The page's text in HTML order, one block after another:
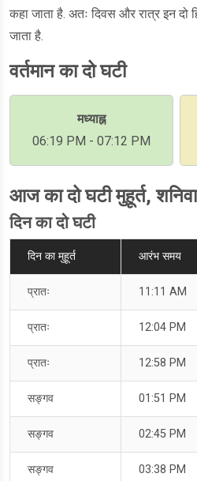
कहा जाता है. अतः दिवस और रात्र इन दो
जाता है.
वर्तमान का दो घटी
मध्याह्न
06:19 PM - 07:12 PM
आज का दो घटी मुहूर्त,
दिन का दो घटी
दिन का मुहूर्त आरंभ समय
प्रातः 11:11 AM
प्रातः 12:04 PM
प्रातः 12:58 PM
सङ्गव 01:51 PM
सङ्गव 02:45 PM
सङ्गव 03:38 PM